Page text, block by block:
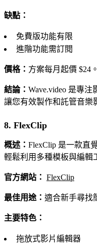
缺點：
免費版功能有限
進階功能需訂閱
價格： 方案每月起價 $24。
結論： Wave.video 是專
讓您有效製作和託管音樂
8. FlexClip
概述： FlexClip 是一款直
輕鬆利用多種模板與編輯
官方網站： FlexClip
最佳用途： 適合新手尋找
主要特色：
拖放式影片編輯器